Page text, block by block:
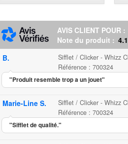
AVIS CLIENT POUR :
Note du produit :
B.
Sifflet / Clicker - Whizz
Référence : 700324
"Produit resemble trop a un jouet"
Marie-Line S.
Sifflet / Clicker - Whizz
Référence : 700324
"Sifflet de qualité."